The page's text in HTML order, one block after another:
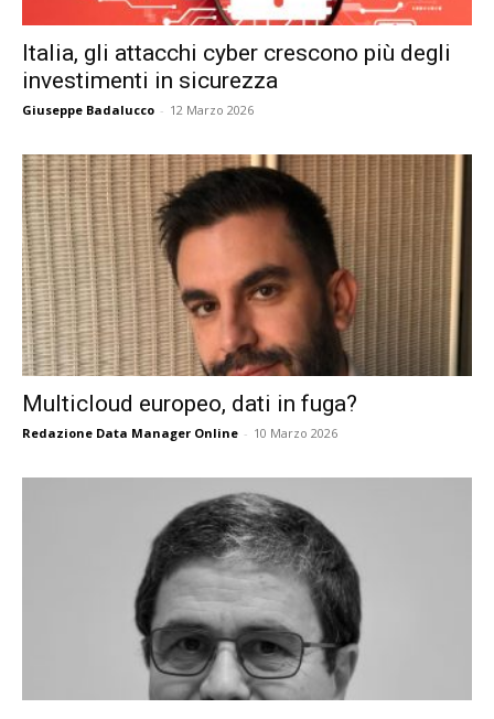
Italia, gli attacchi cyber crescono più degli
investimenti in sicurezza
Giuseppe Badalucco - 12 Marzo 2026
Multicloud europeo, dati in fuga?
Redazione Data Manager Online - 10 Marzo 2026